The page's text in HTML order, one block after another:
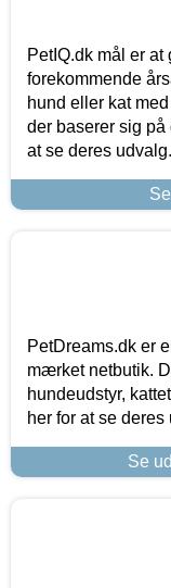
PetIQ.dk mål er
forekommende
hund eller kat
der baserer sig
at se deres udvalg.
PetDreams.dk er
mærket netbutik.
hundeudstyr,
her for at se deres
Se